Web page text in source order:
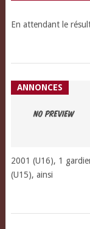
En attendant le
ANNONCES
2001 (U16), 1
(U15), ainsi